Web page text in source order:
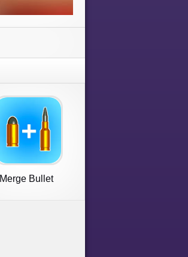
Merge Bullet